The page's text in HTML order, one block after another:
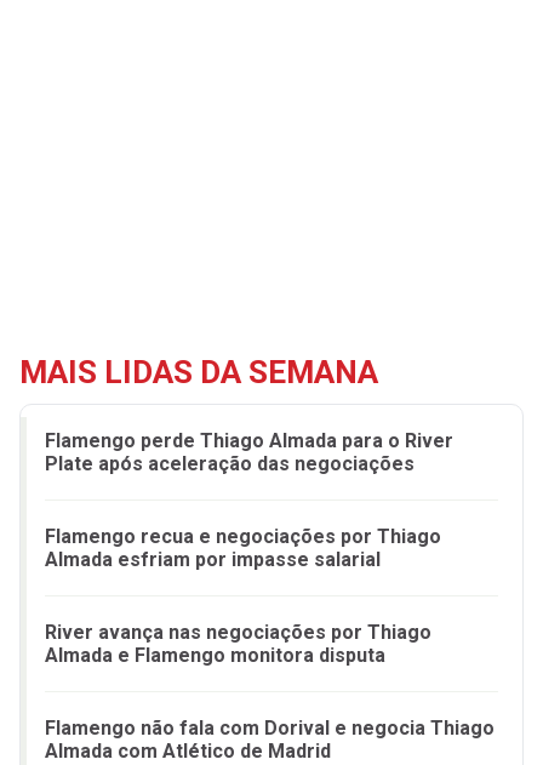
MAIS LIDAS DA SEMANA
Flamengo perde Thiago Almada para o River
Plate após aceleração das negociações
Flamengo recua e negociações por Thiago
Almada esfriam por impasse salarial
River avança nas negociações por Thiago
Almada e Flamengo monitora disputa
Flamengo não fala com Dorival e negocia Thiago
Almada com Atlético de Madrid